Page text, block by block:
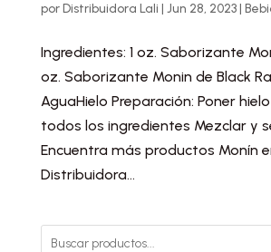
porDistribuidora Lali | Jun 28, 2023|
Ingredientes: 1 oz. Saborizante
oz. Saborizante Monin de Black
AguaHielo Preparación: Poner
todos los ingredientes Mezclar y
Encuentra más productos Monín
Distribuidora...